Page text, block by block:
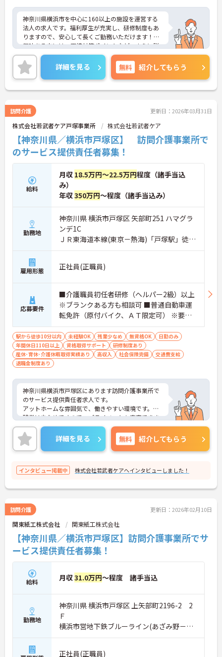
神奈川県横浜市を中心に160以上の施設を運営する
法人の求人です。福利厚生が充実し、研修制度もあ
りますので、安心して長くご勤務いただけます！ご
興味ある方には、面接対策ポイントなど、さらに詳
細をお話しいたしますのでお気軽にご相談くださ
い！
詳細を見る 無料 紹介してもらう
訪問介護 更新日：2026年03月31日
株式会社若武者ケア戸塚事業所 株式会社若武者ケア
【神奈川県／横浜市戸塚区】 訪問介護事業所で
のサービス提供責任者募集！
給料
月収 18.5万円～22.5万円程度（諸手当込
み）
年収350万円～程度（諸手当込み）
勤務地
神奈川県 横浜市戸塚区 矢部町251 ハマグラ
ンデ1C
ＪＲ東海道本線(東京－熱海)「戸塚駅」徒歩
10分
雇用形態 正社員(正職員)
応募要件
■介護職員初任者研修（ヘルパー2級）以上
※ブランクある方も相談可 ■普通自動車運
転免許（原付バイク、ＡＴ限定可） ※要経
験
駅から徒歩10分以内 未経験OK 残業少なめ 無資格OK
日勤のみ
年間休日110日以上
資格取得サポート
研修制度あり
産休･育休･介護休暇取得実績あり
高収入 社会保険完備
交通費支給
退職金制度あり
神奈川県横浜市戸塚区にあります訪問介護事業所で
のサービス提供責任者求人です。
アットホームな雰囲気で、働きやすい環境です。
残業は少なめですので、プライベートも充実できま
す。ご興味ある方には、面接のポイントなど、さら
に詳細をお話致しますのでお気軽にご相談くださ
い。
詳細を見る 無料 紹介してもらう
インタビュー掲載中 株式会社若武者ケアへインタビューしました！
訪問介護 更新日：2026年02月10日
関東紙工株式会社 関東紙工株式会社
【神奈川県／横浜市戸塚区】訪問介護事業所でサ
ービス提供責任者募集！
給料 月収31.0万円～程度 諸手当込
勤務地
神奈川県 横浜市戸塚区 上矢部町2196-2 2
Ｆ
横浜市営地下鉄ブルーライン(あざみ野－湘
南台)「踊場駅」バス・車6分
正社員(正職員)